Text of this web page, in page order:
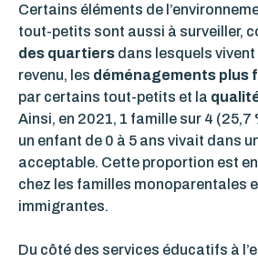
Certains éléments de
tout-petits sont aussi à surveiller,
des quartiers dans lesquels
revenu, les déménagements plus
par certains tout-petits et la
Ainsi, en 2021, 1 famille sur 4 (25,7
un enfant de 0 à 5 ans vivait dans
acceptable. Cette proportion est
chez les familles monoparentales
immigrantes.
Du côté des services éducatifs à